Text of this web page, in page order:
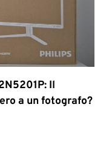
Il
a un fotografo?